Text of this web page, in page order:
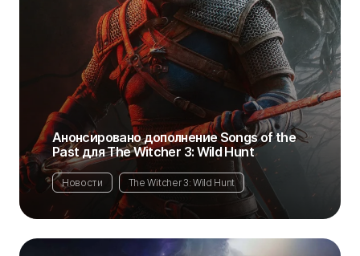
Анонсировано дополнение Songs of the
Past для The Witcher 3: Wild Hunt
Новости The Witcher 3: Wild Hunt